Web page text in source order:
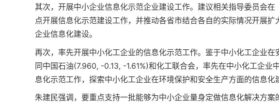
其次，开展中小企业信息化示范企业建设工作。建议相关指导委员会
点开展信息化示范建设工作，并推动各省市结合各自的实际情况开展
企业信息化建设。
再次，率先开展中小化工企业的信息化示范工作。鉴于中小化工企业
同中国石油(7.960, -0.13, -1.61%)和化工联合会，率先在中小化工企业
息化示范工作，探索中小化工企业在环境保护和安全生产方面的信息化
朱建民强调，要重点支持一批能够为中小企业量身定做信息化解决方